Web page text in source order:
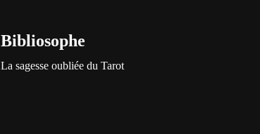
Bibliosophe
La sagesse oubliée du Tarot